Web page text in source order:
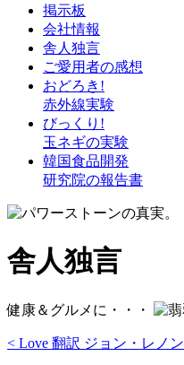
掲示板
会社情報
舎人独言
ご愛用者の感想
おどろき!
赤外線実験
びっくり!
玉ネギの実験
韓国食品開発
研究院の報告書
舎人独言
健康＆グルメに・・・
< Love 翻訳 ジョン・レノン